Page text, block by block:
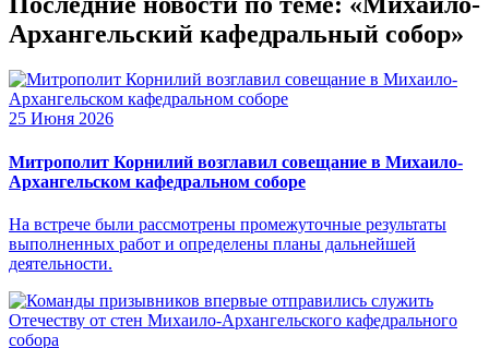
Архангельский кафедральный собор»
25 Июня 2026
Митрополит Корнилий возглавил совещание в Михаило-
Архангельском кафедральном соборе
На встрече были рассмотрены промежуточные результаты
выполненных работ и определены планы дальнейшей
деятельности.